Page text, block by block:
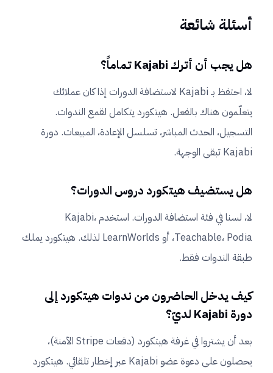
أسئلة شائعة
هل يجب أن أترك Kajabi تماماً؟
لا، احتفظ بـ Kajabi لاستضافة الدورات إذا كان عملائك
يتعلّمون هناك بالفعل. هيتكورد يتكامل لقمع الندوات.
التسجيل، الحدث المباشر، تسلسل الإعادة، المبيعات. دورة
Kajabi تبقى الوجهة.
هل يستضيف هيتكورد دروس الدورات؟
لا، لسنا في فئة استضافة الدورات. استخدم Kajabi،
Teachable، Podia، أو LearnWorlds لذلك. هيتكورد يملك
طبقة الندوات فقط.
كيف يدخل الحاضرون من ندوات هيتكورد إلى
دورة Kajabi لديّ؟
بعد أن يشتروا في غرفة هيتكورد (دفعات Stripe الآمنة)،
يحصلون على دعوة عضو Kajabi عبر إخطار تلقائي. هيتكورد